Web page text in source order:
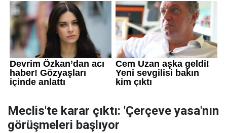
Meclis'te karar çıktı: 'Çerçeve yasa'nın
görüşmeleri başlıyor